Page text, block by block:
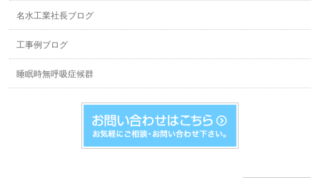
名水工業社長ブログ
工事例ブログ
睡眠時無呼吸症候群